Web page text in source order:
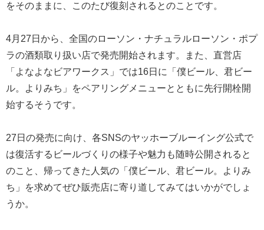
をそのままに、このたび復刻されるとのことです。
4月27日から、全国のローソン・ナチュラルローソン・ポプ
ラの酒類取り扱い店で発売開始されます。また、直営店
「よなよなビアワークス」では16日に「僕ビール、君ビー
ル。よりみち」をペアリングメニューとともに先行開栓開
始するそうです。
27日の発売に向け、各SNSのヤッホーブルーイング公式で
は復活するビールづくりの様子や魅力も随時公開されると
のこと、帰ってきた人気の「僕ビール、君ビール。よりみ
ち」を求めてぜひ販売店に寄り道してみてはいかがでしょ
うか。